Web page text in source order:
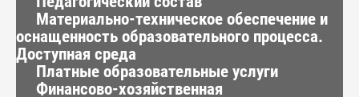
Материально-техническое обеспечение и
оснащенность образовательного процесса.
Доступная среда
Платные образовательные услуги
Финансово-хозяйственная